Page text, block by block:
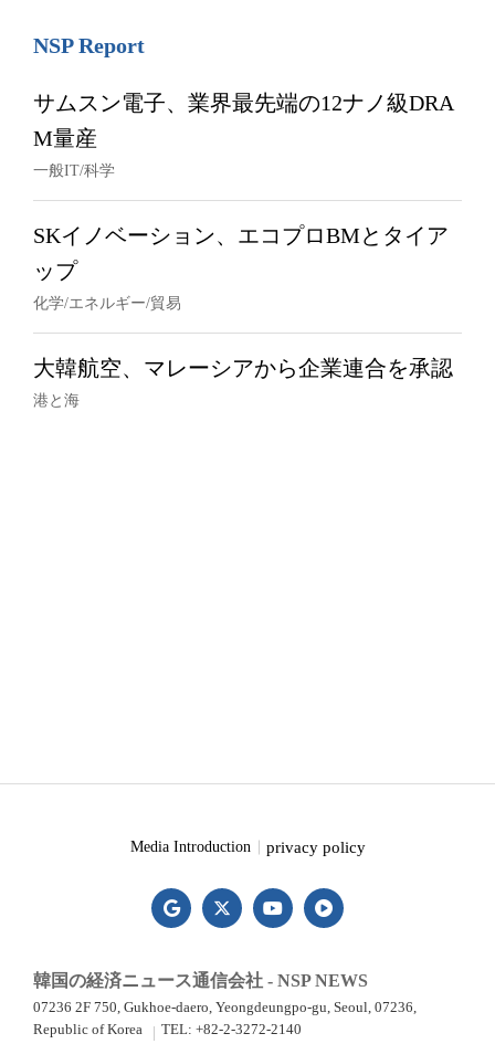
NSP Report
サムスン電子、業界最先端の12ナノ級DRA
M量産
一般IT/科学
SKイノベーション、エコプロBMとタイア
ップ
化学/エネルギー/貿易
大韓航空、マレーシアから企業連合を承認
港と海
Media Introduction privacy policy
韓国の経済ニュース通信会社 - NSP NEWS
07236 2F 750, Gukhoe-daero, Yeongdeungpo-gu, Seoul, 07236,
Republic of Korea
TEL: +82-2-3272-2140